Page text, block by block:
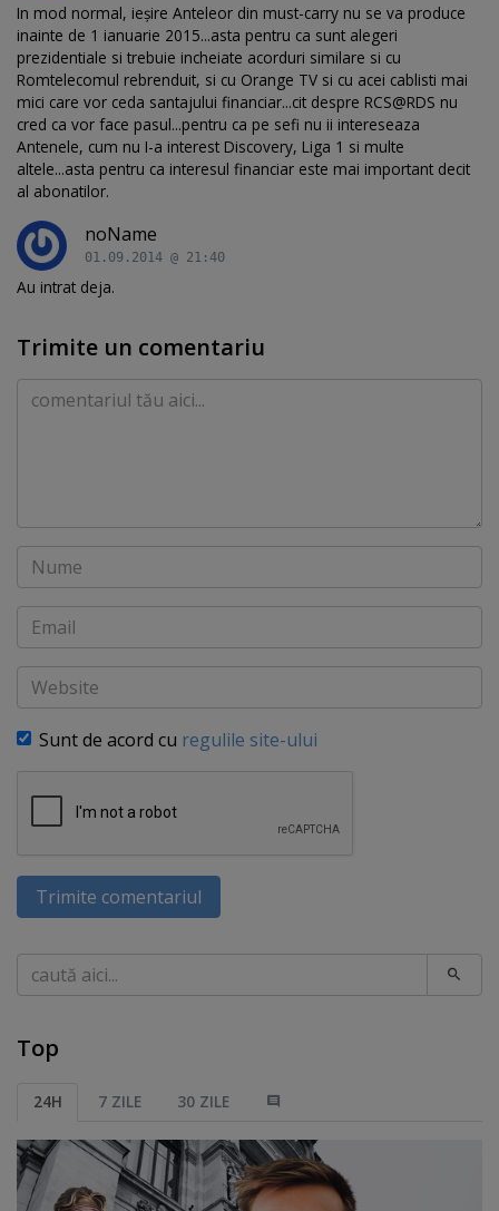
In mod normal, ieșire Anteleor din must-carry nu se va produce
inainte de 1 ianuarie 2015...asta pentru ca sunt alegeri
prezidentiale si trebuie incheiate acorduri similare si cu
Romtelecomul rebrenduit, si cu Orange TV si cu acei cablisti mai
mici care vor ceda santajului financiar...cit despre RCS@RDS nu
cred ca vor face pasul...pentru ca pe sefi nu ii intereseaza
Antenele, cum nu I-a interest Discovery, Liga 1 si multe
altele...asta pentru ca interesul financiar este mai important decit
al abonatilor.
noName
01.09.2014 @ 21:40
Au intrat deja.
Trimite un comentariu
Comentariu
Nume
Email
Website
Sunt de acord cu regulile site-ului
Trimite comentariul
Caută
Top
24H 7 ZILE 30 ZILE